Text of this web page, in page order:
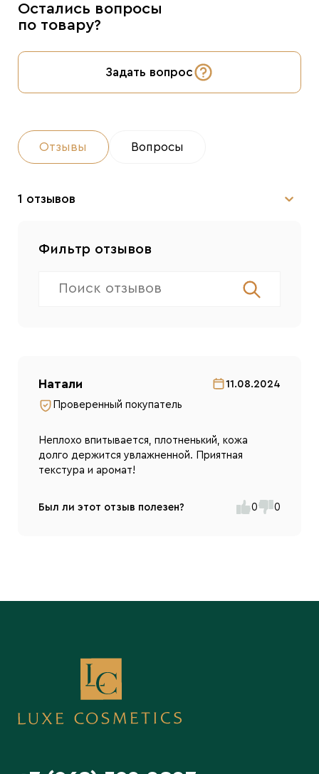
Остались вопросы
по товару?
Задать вопрос
Отзывы Вопросы
1 отзывов
Фильтр отзывов
Натали
Проверенный покупатель
11.08.2024
Неплохо впитывается, плотненький, кожа
долго держится увлажненной. Приятная
текстура и аромат!
Был ли этот отзыв полезен? 0 0